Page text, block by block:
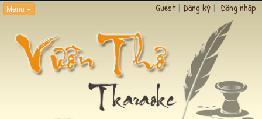
Menu Guest | Đăng ký | Đăng nhập